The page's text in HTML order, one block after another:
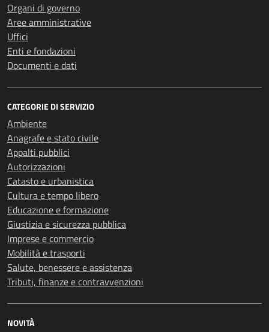
Organi di governo
Aree amministrative
Uffici
Enti e fondazioni
Documenti e dati
CATEGORIE DI SERVIZIO
Ambiente
Anagrafe e stato civile
Appalti pubblici
Autorizzazioni
Catasto e urbanistica
Cultura e tempo libero
Educazione e formazione
Giustizia e sicurezza pubblica
Imprese e commercio
Mobilità e trasporti
Salute, benessere e assistenza
Tributi, finanze e contravvenzioni
NOVITÀ